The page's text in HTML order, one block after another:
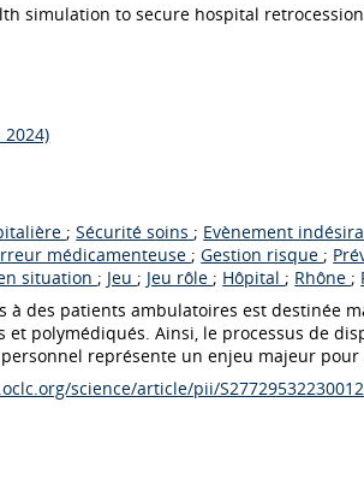
simulation to secure hospital
2024)
; Sécurité soins ; Evènement
médicamenteuse ; Gestion risque ;
situation ; Jeu ; Jeu rôle ; Hôpital ; Rhône ;
à des patients ambulatoires est destinée
polymédiqués. Ainsi, le processus de
représente un enjeu majeur pour
science/article/pii/